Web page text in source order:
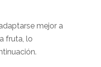
mejor a
fruta, lo